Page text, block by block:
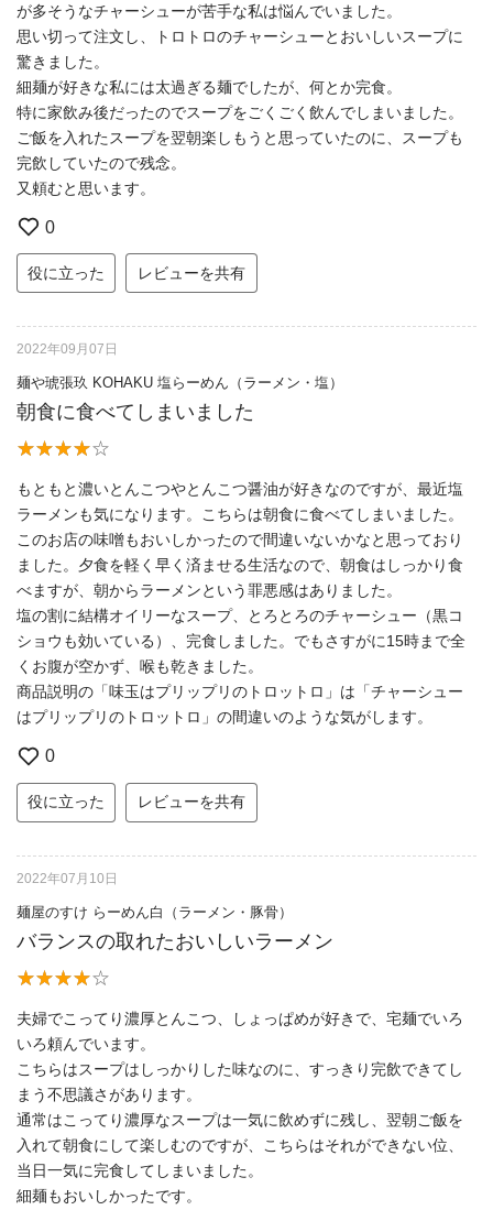
が多そうなチャーシューが苦手な私は悩んでいました。
思い切って注文し、トロトロのチャーシューとおいしいスープに
驚きました。
細麺が好きな私には太過ぎる麺でしたが、何とか完食。
特に家飲み後だったのでスープをごくごく飲んでしまいました。
ご飯を入れたスープを翌朝楽しもうと思っていたのに、スープも
完飲していたので残念。
又頼むと思います。
0
役に立った レビューを共有
2022年09月07日
麺や琥張玖 KOHAKU 塩らーめん（ラーメン・塩）
朝食に食べてしまいました
もともと濃いとんこつやとんこつ醤油が好きなのですが、最近塩
ラーメンも気になります。こちらは朝食に食べてしまいました。
このお店の味噌もおいしかったので間違いないかなと思っており
ました。夕食を軽く早く済ませる生活なので、朝食はしっかり食
べますが、朝からラーメンという罪悪感はありました。
塩の割に結構オイリーなスープ、とろとろのチャーシュー（黒コ
ショウも効いている）、完食しました。でもさすがに15時まで全
くお腹が空かず、喉も乾きました。
商品説明の「味玉はプリップリのトロットロ」は「チャーシュー
はプリップリのトロットロ」の間違いのような気がします。
0
役に立った レビューを共有
2022年07月10日
麺屋のすけ らーめん白（ラーメン・豚骨）
バランスの取れたおいしいラーメン
夫婦でこってり濃厚とんこつ、しょっぱめが好きで、宅麺でいろ
いろ頼んでいます。
こちらはスープはしっかりした味なのに、すっきり完飲できてし
まう不思議さがあります。
通常はこってり濃厚なスープは一気に飲めずに残し、翌朝ご飯を
入れて朝食にして楽しむのですが、こちらはそれができない位、
当日一気に完食してしまいました。
細麺もおいしかったです。